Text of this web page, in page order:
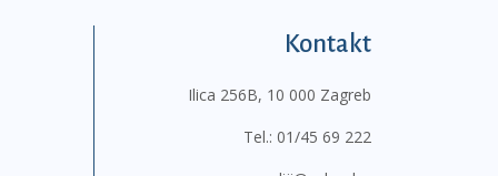
Kontakt
Ilica 256B, 10 000 Zagreb
Tel.: 01/45 69 222